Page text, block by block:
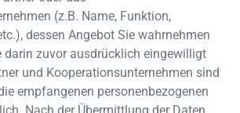
(z.B. Name, Funktion,
dessen Angebot Sie wahrnehmen
darin zuvor ausdrücklich eingewilligt
und Kooperationsunternehmen sind
empfangenen personenbezogenen